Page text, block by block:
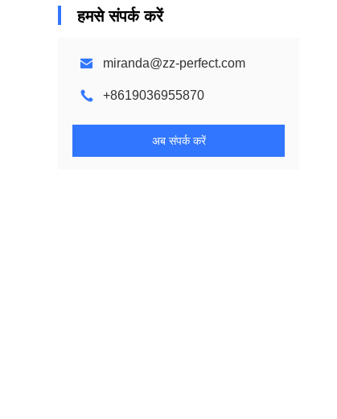
हमसे संपर्क करें
miranda@zz-perfect.com
+8619036955870
अब संपर्क करें